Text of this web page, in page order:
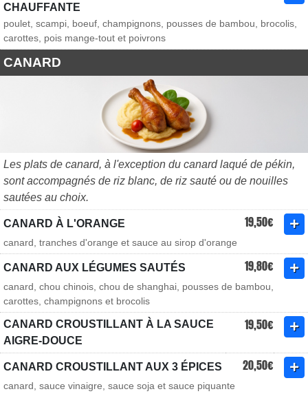
CHAUFFANTE
poulet, scampi, boeuf, champignons, pousses de bambou, brocolis,
carottes, pois mange-tout et poivrons
CANARD
Les plats de canard, à l'exception du canard laqué de pékin,
sont accompagnés de riz blanc, de riz sauté ou de nouilles
sautées au choix.
CANARD À L'ORANGE 19,50€
canard, tranches d'orange et sauce au sirop d'orange
CANARD AUX LÉGUMES SAUTÉS 19,80€
canard, chou chinois, chou de shanghai, pousses de bambou,
carottes, champignons et brocolis
CANARD CROUSTILLANT À LA SAUCE
AIGRE-DOUCE
19,50€
CANARD CROUSTILLANT AUX 3 ÉPICES 20,50€
canard, sauce vinaigre, sauce soja et sauce piquante